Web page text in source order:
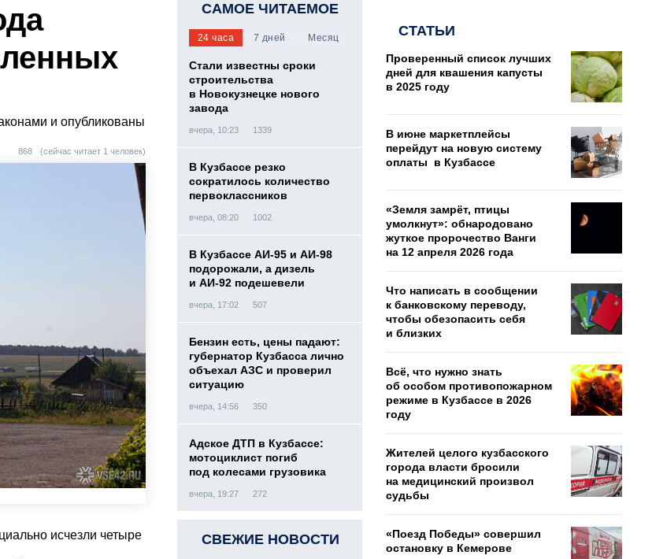
и опубликованы
868 (сейчас читает 1 человек)
исчезли четыре
САМОЕ ЧИТАЕМОЕ
24 часа 7 дней Месяц
Стали известны сроки
строительства
в Новокузнецке нового
завода
вчера, 10:23 1339
В Кузбассе резко
сократилось количество
первоклассников
вчера, 08:20 1002
В Кузбассе АИ-95 и АИ-98
подорожали, а дизель
и АИ-92 подешевели
вчера, 17:02 507
Бензин есть, цены падают:
губернатор Кузбасса лично
объехал АЗС и проверил
ситуацию
вчера, 14:56 350
Адское ДТП в Кузбассе:
мотоциклист погиб
под колесами грузовика
вчера, 19:27 272
СВЕЖИЕ НОВОСТИ
СТАТЬИ
Проверенный список лучших
дней для квашения капусты
в 2025 году
В июне маркетплейсы
перейдут на новую систему
оплаты в Кузбассе
«Земля замрёт, птицы
умолкнут»: обнародовано
жуткое пророчество Ванги
на 12 апреля 2026 года
Что написать в сообщении
к банковскому переводу,
чтобы обезопасить себя
и близких
Всё, что нужно знать
об особом противопожарном
режиме в Кузбассе в 2026
году
Жителей целого кузбасского
города власти бросили
на медицинский произвол
судьбы
«Поезд Победы» совершил
остановку в Кемерове